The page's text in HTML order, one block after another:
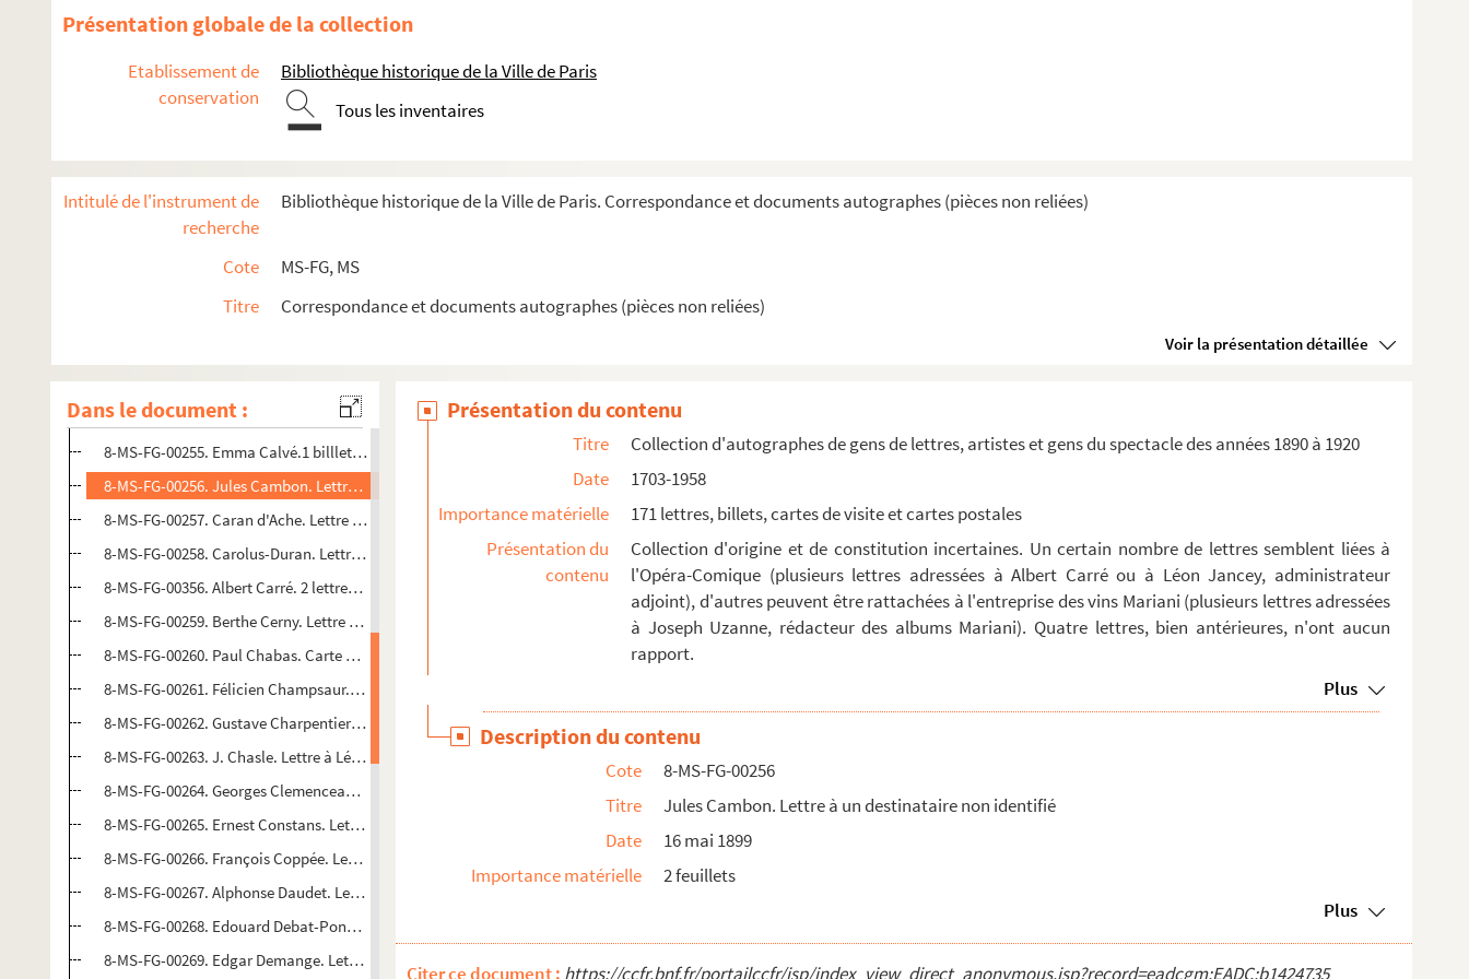
Présentation globale de la collection
Etablissement de
conservation
Bibliothèque historique de la Ville de Paris
Tous les inventaires
Intitulé de l'instrument de
recherche
Bibliothèque historique de la Ville de Paris. Correspondance et documents autographes (pièces non reliées)
Cote
MS-FG, MS
Titre
Correspondance et documents autographes (pièces non reliées)
Voir la présentation détaillée
Dans le document :
8-MS-FG-00246. Docteur H. Barth. Billet
8-MS-FG-00247. Bérard de Montours. Lettre au colonel Tallandier
8-MS-FG-00247 bis. Emile Berr. Billet à en-tête du Figaro à un correspondant non identifié
8-MS-FG-00249. Raoul de Boisdeffre. 3 lettres adressées à son médecin
8-MS-FG-00249 bis. Paul Bourget. 2 lettres adressées à des correspondants non identifiés
8-MS-FG-00250 bis. Louis-Maurice Boutet de Monvel. Carte postale à un correspondant non identifié
8-MS-FG-00251. Louis Breguet.Lettre à un correspondant non identifié
8-MS-FG-00253. Henri Cain. Billet à un correspondant non identifié
8-MS-FG-00254. Gaston Calmette. Lettre et carte de visite à des destinataires non identifiés
8-MS-FG-00255. Emma Calvé.1 billlet pneumatique à Léon Jancey et 1 lettre à un correspondant non identifié
8-MS-FG-00256. Jules Cambon. Lettre à un destinataire non identifié
8-MS-FG-00257. Caran d'Ache. Lettre à Mme V. Varlen
8-MS-FG-00258. Carolus-Duran. Lettre à un correspondant non identifié
8-MS-FG-00356. Albert Carré. 2 lettres à Léon Jancey
8-MS-FG-00259. Berthe Cerny. Lettre à un correspondant non identifié
8-MS-FG-00260. Paul Chabas. Carte de visite
8-MS-FG-00261. Félicien Champsaur. 2 lettres et une carte de visite
8-MS-FG-00262. Gustave Charpentier. Lettre et carte postale à Léon Jancey
8-MS-FG-00263. J. Chasle. Lettre à Léon Jancey
8-MS-FG-00264. Georges Clemenceau. Lettre à un correspondant non identifié
8-MS-FG-00265. Ernest Constans. Lettre à Albert Carré
8-MS-FG-00266. François Coppée. Lettre à un destinataire non identifié
8-MS-FG-00267. Alphonse Daudet. Lettre à un correspondant non identifié
8-MS-FG-00268. Edouard Debat-Ponsan. Lettre à un correspondant non identifié
8-MS-FG-00269. Edgar Demange. Lettre à un destinataire non identifié
Présentation du contenu
Titre
Collection d'autographes de gens de lettres, artistes et gens du spectacle des années 1890 à 1920
Date
1703-1958
Importance matérielle
171 lettres, billets, cartes de visite et cartes postales
Présentation du
contenu
Collection d'origine et de constitution incertaines. Un certain nombre de lettres semblent liées à
l'Opéra-Comique (plusieurs lettres adressées à Albert Carré ou à Léon Jancey, administrateur
adjoint), d'autres peuvent être rattachées à l'entreprise des vins Mariani (plusieurs lettres adressées
à Joseph Uzanne, rédacteur des albums Mariani). Quatre lettres, bien antérieures, n'ont aucun
rapport.
Plus
Description du contenu
Cote
8-MS-FG-00256
Titre
Jules Cambon. Lettre à un destinataire non identifié
Date
16 mai 1899
Importance matérielle
2 feuillets
Plus
Citer ce document : https://ccfr.bnf.fr/portailccfr/jsp/index_view_direct_anonymous.jsp?record=eadcgm:EADC:b1424735